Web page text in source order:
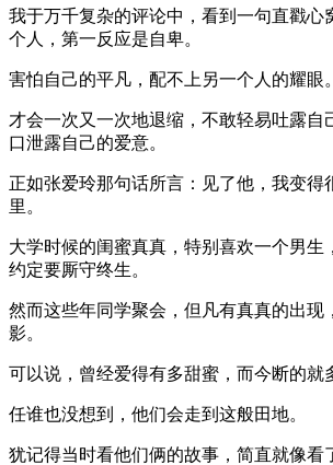
我于万千复杂的评论中，看到一句直戳心
个人，第一反应是自卑。
害怕自己的平凡，配不上另一个人的耀眼。
才会一次又一次地退缩，不敢轻易吐露自
口泄露自己的爱意。
正如张爱玲那句话所言：见了他，我变得
里。
大学时候的闺蜜真真，特别喜欢一个男生
约定要厮守终生。
然而这些年同学聚会，但凡有真真的出现
影。
可以说，曾经爱得有多甜蜜，而今断的就
任谁也没想到，他们会走到这般田地。
犹记得当时看他们俩的故事，简直就像看